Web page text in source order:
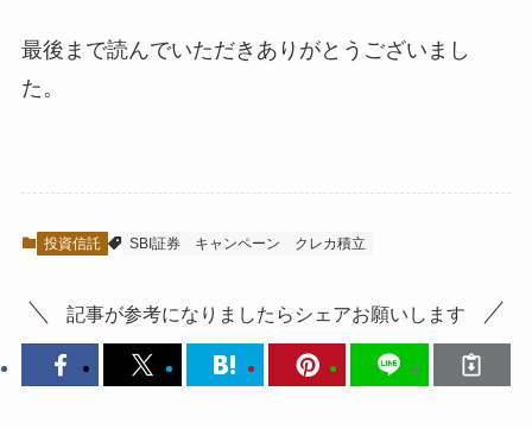
最後まで読んでいただきありがとうございまし
た。
投資信託 SBI証券 キャンペーン クレカ積立
記事が参考になりましたらシェアお願いします